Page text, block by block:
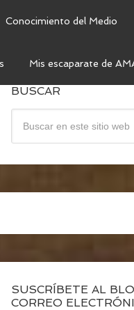
Conocimiento del Medio
Mis escaparate de
BUSCAR
SUSCRÍBETE AL
CORREO